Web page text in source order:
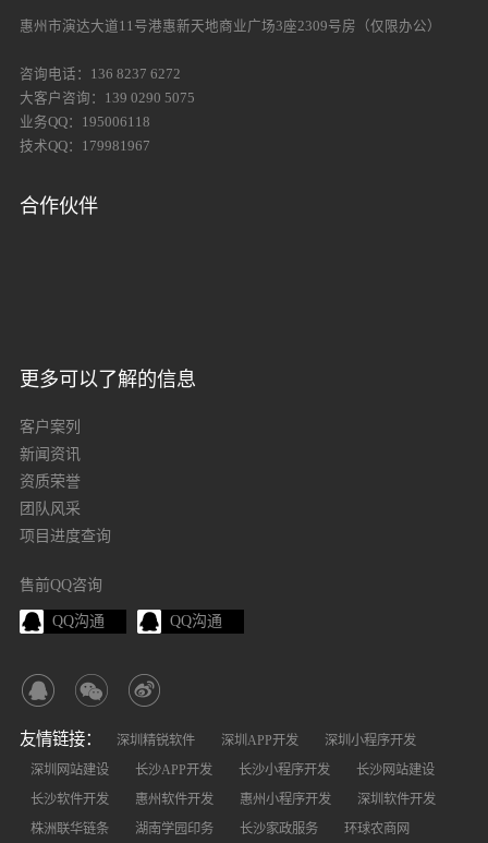
惠州市演达大道11号港惠新天地商业广场3座2309号房（仅限办公）
咨询电话：136 8237 6272
大客户咨询：139 0290 5075
业务QQ：195006118
技术QQ：179981967
合作伙伴
更多可以了解的信息
客户案列
新闻资讯
资质荣誉
团队风采
项目进度查询
售前QQ咨询
QQ沟通 QQ沟通
友情链接： 深圳精锐软件 深圳APP开发
深圳小程序开发
深圳网站建设
长沙APP开发 长沙小程序开发
长沙网站建设
长沙软件开发
惠州软件开发 惠州小程序开发
深圳软件开发
株洲联华链条
湖南学园印务 长沙家政服务 环球农商网